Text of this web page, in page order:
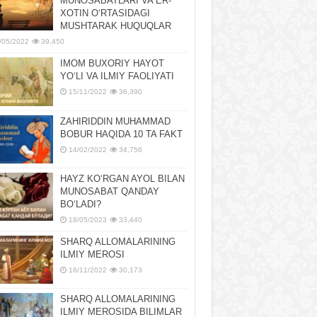
XOTIN OʻRTASIDAGI
MUSHTARAK HUQUQLAR
2022 39,450
IMOM BUXORIY HAYOT
YOʻLI VA ILMIY FAOLIYATI
15/11/2022 36,390
ZAHIRIDDIN MUHAMMAD
BOBUR HAQIDA 10 TA FAKT
14/02/2022 34,756
HAYZ KOʻRGAN AYOL BILAN
MUNOSABAT QANDAY
BOʻLADI?
18/05/2023 33,440
SHARQ ALLOMALARINING
ILMIY MEROSI
16/11/2022 30,173
SHARQ ALLOMALARINING
ILMIY MЕROSIDA BILIMLAR